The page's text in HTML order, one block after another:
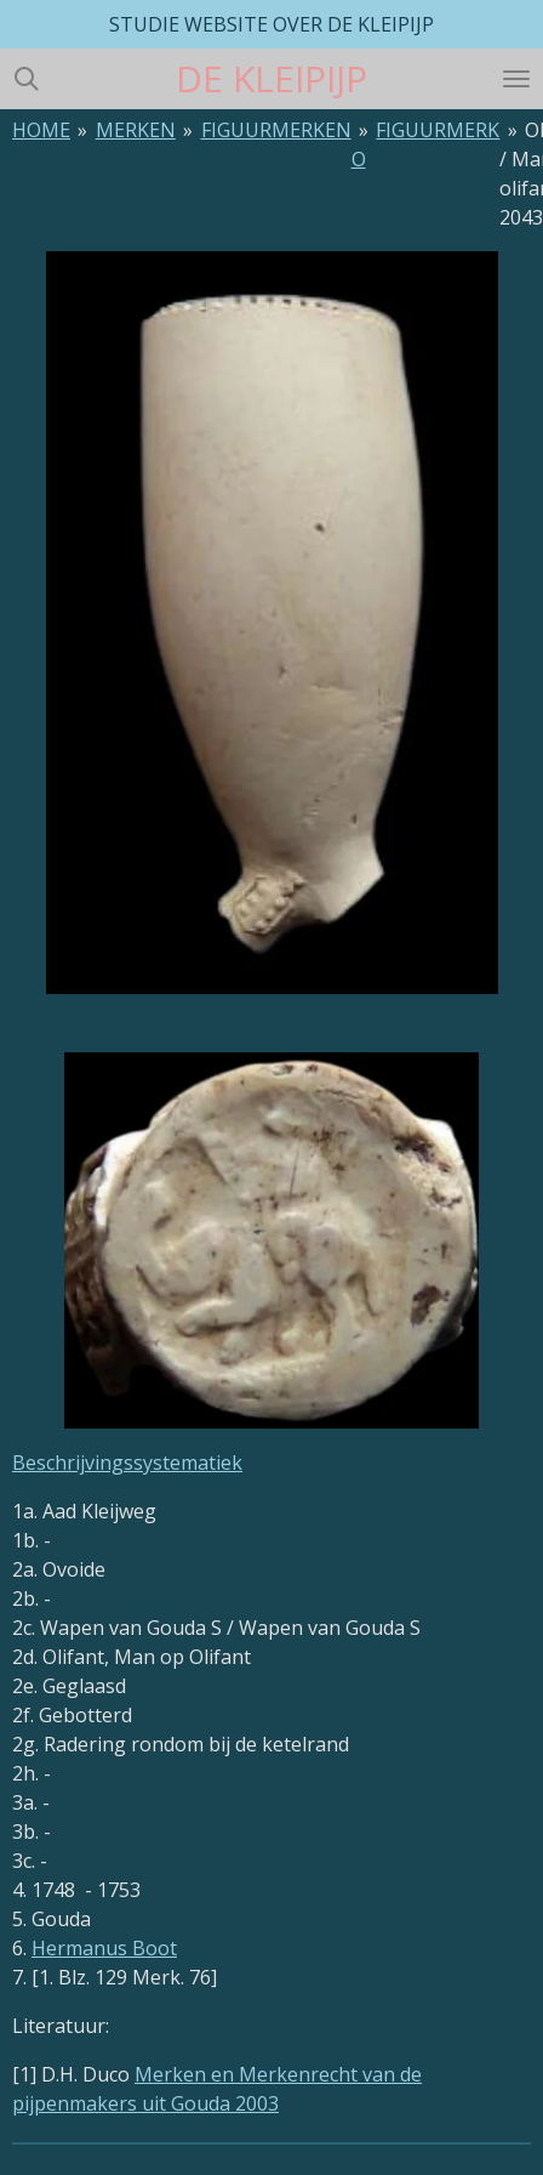
direct
naar
de
hoofdinhoud
DE KLEIPIJP
STUDIE WEBSITE OVER DE KLEIPIJP
HOME » MERKEN » FIGUURMERKEN » FIGUURMERK
O
»
/
2043
Beschrijvingssystematiek
1a. Aad Kleijweg
1b. -
2a. Ovoide
2b. -
2c. Wapen van Gouda S / Wapen van Gouda S
2d. Olifant, Man op Olifant
2e. Geglaasd
2f. Gebotterd
2g. Radering rondom bij de ketelrand
2h. -
3a. -
3b. -
3c. -
4. 1748 - 1753
5. Gouda
6. Hermanus Boot
7. [1. Blz. 129 Merk. 76]
Literatuur:
[1] D.H. Duco Merken en Merkenrecht van de
pijpenmakers uit Gouda 2003